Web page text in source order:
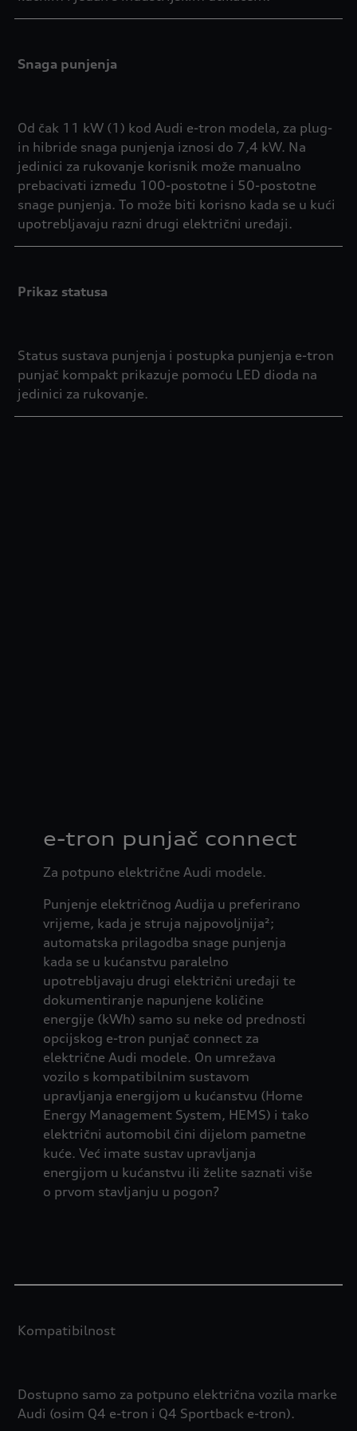
Snaga punjenja
Od čak 11 kW (1) kod Audi e-tron modela, za plug-
in hibride snaga punjenja iznosi do 7,4 kW. Na
jedinici za rukovanje korisnik može manualno
prebacivati između 100-postotne i 50-postotne
snage punjenja. To može biti korisno kada se u kući
upotrebljavaju razni drugi električni uređaji.
Prikaz statusa
Status sustava punjenja i postupka punjenja e-tron
punjač kompakt prikazuje pomoću LED dioda na
jedinici za rukovanje.
e-tron punjač connect
Za potpuno električne Audi modele.
Punjenje električnog Audija u preferirano
vrijeme, kada je struja najpovoljnija²;
automatska prilagodba snage punjenja
kada se u kućanstvu paralelno
upotrebljavaju drugi električni uređaji te
dokumentiranje napunjene količine
energije (kWh) samo su neke od prednosti
opcijskog e-tron punjač connect za
električne Audi modele. On umrežava
vozilo s kompatibilnim sustavom
upravljanja energijom u kućanstvu (Home
Energy Management System, HEMS) i tako
električni automobil čini dijelom pametne
kuće. Već imate sustav upravljanja
energijom u kućanstvu ili želite saznati više
o prvom stavljanju u pogon?
Kompatibilnost
Dostupno samo za potpuno električna vozila marke
Audi (osim Q4 e-tron i Q4 Sportback e-tron).